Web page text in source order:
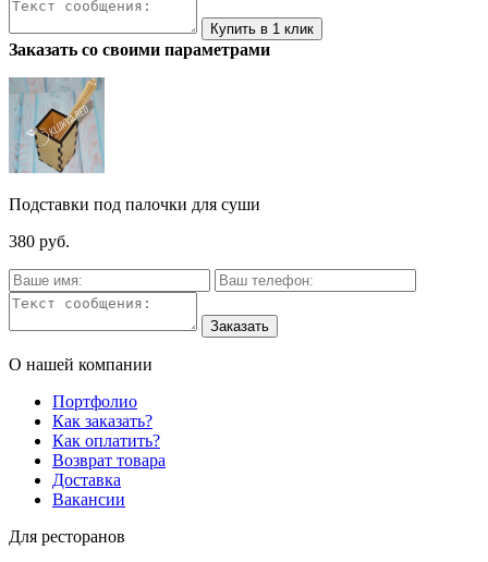
Заказать со своими параметрами
Подставки под палочки для суши
380 руб.
О нашей компании
Портфолио
Как заказать?
Как оплатить?
Возврат товара
Доставка
Вакансии
Для ресторанов